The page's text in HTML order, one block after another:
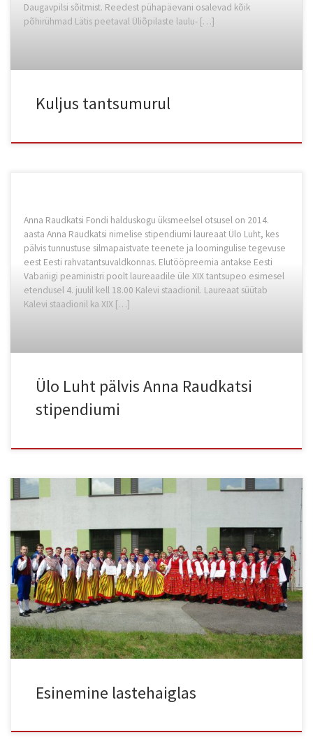
Daugavpilsi sõitmist. Reedest pühapäevani osalevad kõik
põhirühmad Lätis peetaval Üliõpilaste laulu- […]
Kuljus tantsumurul
Anna Raudkatsi Fondi halduskogu üksmeelsel otsusel on 2014.
aasta Anna Raudkatsi nimelise stipendiumi laureaat Ülo Luht, kes
pälvis tunnustuse silmapaistvate teenete ja loomingulise tegevuse
eest Eesti rahvatantsuvaldkonnas. Elutööpreemia antakse Eesti
Vabariigi peaministri poolt laureaadile üle XIX tantsupeo esimesel
etendusel 4. juulil kell 18.00 Kalevi staadionil. Laureaat süütab
Kalevi staadionil ka XIX […]
Ülo Luht pälvis Anna Raudkatsi
stipendiumi
1. juunil, lastekaitsepäeval käisid Noorem ja Vanem rühm esinemas
Tallinna lastehaigla lastele. Ilm oli ilus ja loodame, et meie tantsud
annavad lastele uut hoogu, et terveks saada!
Esinemine lastehaiglas